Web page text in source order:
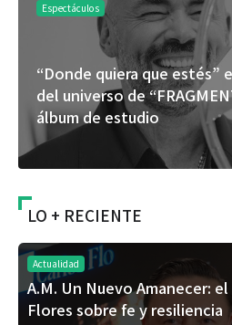
Espectáculos
“Donde quiera que estés”
del universo de
álbum de estudio
LO + RECIENTE
Actualidad
A.M. Un Nuevo Amanecer:
Flores sobre fe y resiliencia